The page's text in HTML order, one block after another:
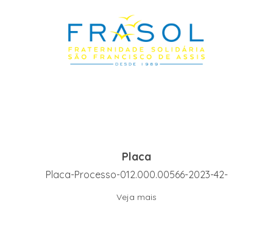
Placa
Placa-Processo-012.000.00566-2023-42-
Veja mais